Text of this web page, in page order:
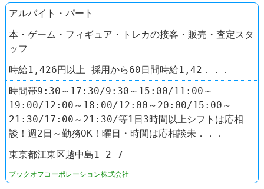
アルバイト・パート
本・ゲーム・フィギュア・トレカの接客・販売・査定スタ
ッフ
時給1,426円以上 採用から60日間時給1,42．．．
時間帯9:30～17:30/9:30～15:00/11:00～
19:00/12:00～18:00/12:00～20:00/15:00～
21:30/17:00～21:30/等1日3時間以上シフトは応相
談！週2日～勤務OK！曜日・時間は応相談未．．．
東京都江東区越中島1-2-7
ブックオフコーポレーション株式会社